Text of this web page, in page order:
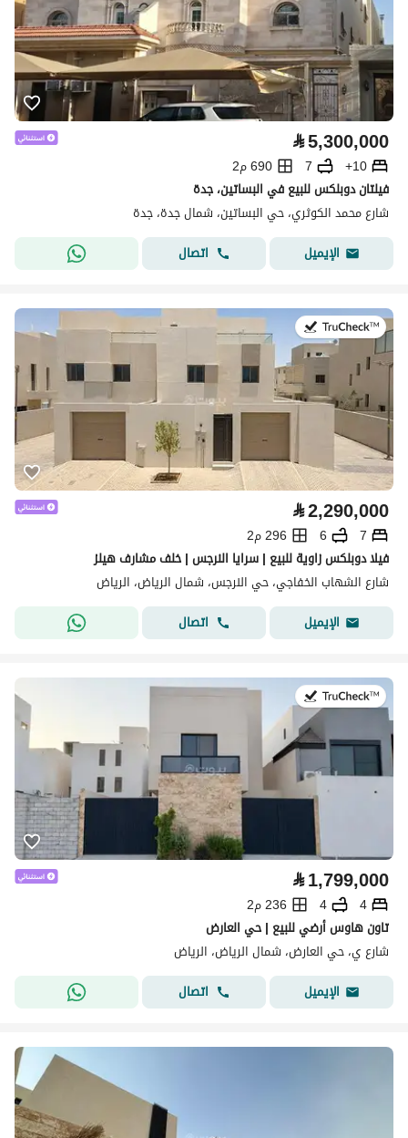
⃁5,300,000
10+
7
690 م2
فيلتان دوبلكس للبيع في البساتين، جدة
شارع محمد الكوثري، حي البساتين، شمال جدة، جدة
الإيميل
اتصال
⃁2,290,000
7
6
296 م2
فيلا دوبلكس زاوية للبيع | سرايا النرجس | خلف مشارف هيلز
شارع الشهاب الخفاجي، حي النرجس، شمال الرياض، الرياض
الإيميل
اتصال
⃁1,799,000
4
4
236 م2
تاون هاوس أرضي للبيع | حي العارض
شارع ي، حي العارض، شمال الرياض، الرياض
الإيميل
اتصال